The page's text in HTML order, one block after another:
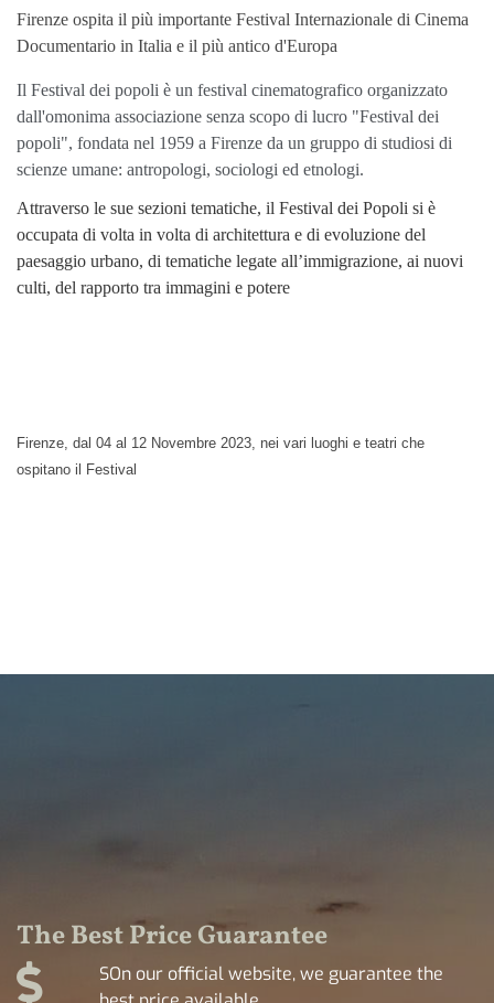
Firenze ospita il più importante Festival Internazionale di Cinema
Documentario in Italia e il più antico d'Europa
Il Festival dei popoli è un festival cinematografico organizzato
dall'omonima associazione senza scopo di lucro "Festival dei
popoli", fondata nel 1959 a Firenze da un gruppo di studiosi di
scienze umane: antropologi, sociologi ed etnologi.
Attraverso le sue sezioni tematiche, il Festival dei Popoli si è
occupata di volta in volta di architettura e di evoluzione del
paesaggio urbano, di tematiche legate all’immigrazione, ai nuovi
culti, del rapporto tra immagini e potere
Firenze, dal 04 al 12 Novembre 2023, nei vari luoghi e teatri che
ospitano il Festival
The Best Price Guarantee
SOn our official website, we guarantee the